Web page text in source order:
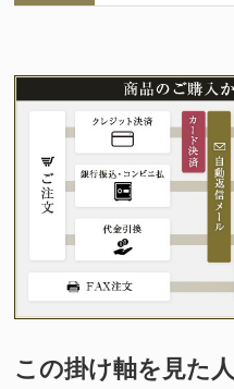
この掛け軸を見た